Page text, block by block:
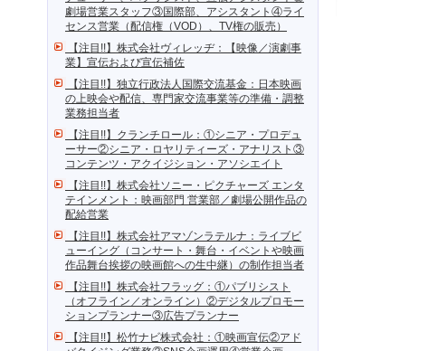
劇場営業スタッフ③国際部、アシスタント④ライ
センス営業（配信権（VOD）、TV権の販売）
【注目!!】株式会社ヴィレッヂ：【映像／演劇事
業】宣伝および宣伝補佐
【注目!!】独立行政法人国際交流基金：日本映画
の上映会や配信、専門家交流事業等の準備・調整
業務担当者
【注目!!】クランチロール：①シニア・プロデュ
ーサー②シニア・ロヤリティーズ・アナリスト③
コンテンツ・アクイジション・アソシエイト
【注目!!】株式会社ソニー・ピクチャーズ エンタ
テインメント：映画部門 営業部／劇場公開作品の
配給営業
【注目!!】株式会社アマゾンラテルナ：ライブビ
ューイング（コンサート・舞台・イベントや映画
作品舞台挨拶の映画館への生中継）の制作担当者
【注目!!】株式会社フラッグ：①パブリシスト
（オフライン／オンライン）②デジタルプロモー
ションプランナー③広告プランナー
【注目!!】松竹ナビ株式会社：①映画宣伝②アド